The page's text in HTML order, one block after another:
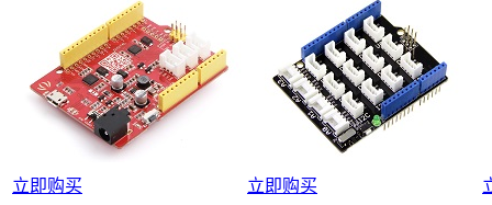
立即购买 立即购买